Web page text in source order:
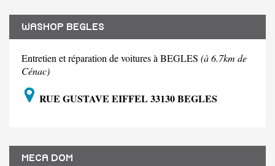
WASHOP BEGLES
Entretien et réparation de voitures à BEGLES (à 6.7km de
Cénac)
RUE GUSTAVE EIFFEL 33130 BEGLES
MECA DOM